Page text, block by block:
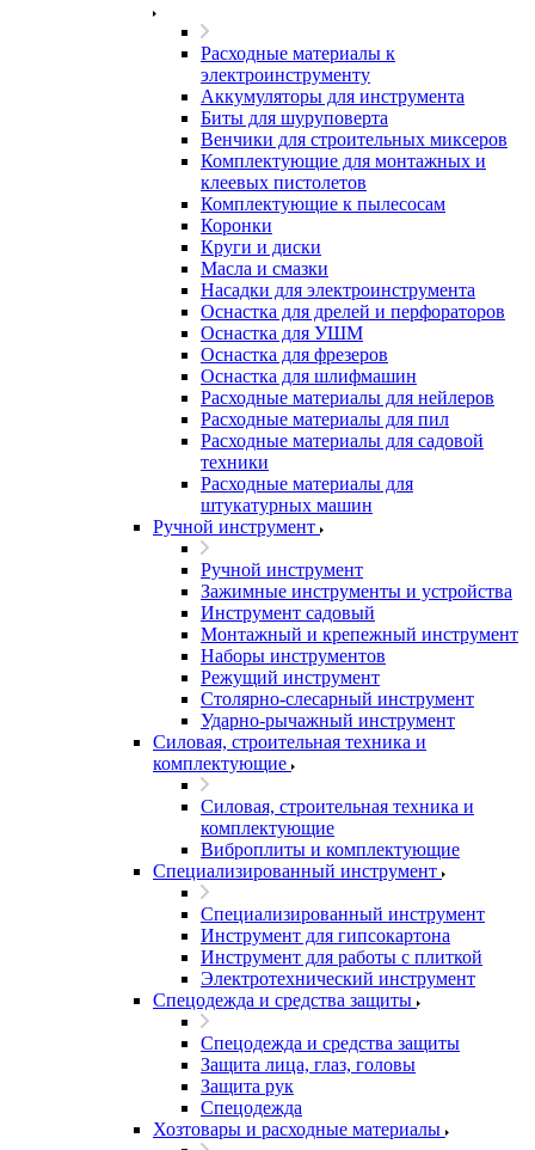
Расходные материалы к
электроинструменту
Аккумуляторы для инструмента
Биты для шуруповерта
Венчики для строительных миксеров
Комплектующие для монтажных и
клеевых пистолетов
Комплектующие к пылесосам
Коронки
Круги и диски
Масла и смазки
Насадки для электроинструмента
Оснастка для дрелей и перфораторов
Оснастка для УШМ
Оснастка для фрезеров
Оснастка для шлифмашин
Расходные материалы для нейлеров
Расходные материалы для пил
Расходные материалы для садовой
техники
Расходные материалы для
штукатурных машин
Ручной инструмент
Ручной инструмент
Зажимные инструменты и устройства
Инструмент садовый
Монтажный и крепежный инструмент
Наборы инструментов
Режущий инструмент
Столярно-слесарный инструмент
Ударно-рычажный инструмент
Силовая, строительная техника и
комплектующие
Силовая, строительная техника и
комплектующие
Виброплиты и комплектующие
Специализированный инструмент
Специализированный инструмент
Инструмент для гипсокартона
Инструмент для работы с плиткой
Электротехнический инструмент
Спецодежда и средства защиты
Спецодежда и средства защиты
Защита лица, глаз, головы
Защита рук
Спецодежда
Хозтовары и расходные материалы